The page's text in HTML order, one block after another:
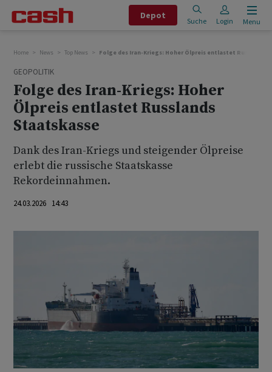
Depot
Suche Login Menu
Home News Top News Folge des Iran-Kriegs: Hoher Ölpreis entlastet Russlands
GEOPOLITIK
Folge des Iran-Kriegs: Hoher
Ölpreis entlastet Russlands
Staatskasse
Dank des Iran-Kriegs und steigender Ölpreise
erlebt die russische Staatskasse
Rekordeinnahmen.
24.03.2026 14:43